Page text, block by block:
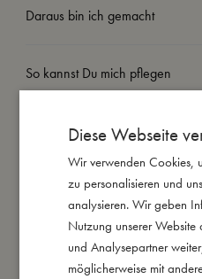
Daraus bin ich gemacht
So kannst Du mich pflegen
Meine Daten
Das könnte dir
Diese Webseite
Wir verwenden Cookies,
zu personalisieren und
analysieren. Wir geben
Nutzung unserer
und Analysepartner
möglicherweise mit